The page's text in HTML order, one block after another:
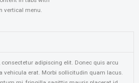
vertical menu.
adipiscing elit. Donec quis arcu
vehicula erat. Morbi sollicitudin quam lacus.